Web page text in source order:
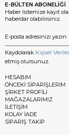
E-BÜLTEN ABONELİĞİ
Haber listemize kayıt
haberdar olabilirsiniz.
Kaydolarak Kişisel
etmiş olursunuz.
HESABIM
ÖNCEKİ SİPARİŞLERİM
ŞİRKET PROFİLİ
MAĞAZALARIMIZ
İLETİŞİM
KOLAY İADE
SİPARİŞ TAKİP